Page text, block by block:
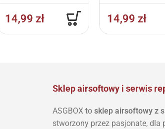
14,99 zł 14,99 zł
Sklep airsoftowy i serwis
ASGBOX to sklep airsoftowy z
stworzony przez pasjonate, dla